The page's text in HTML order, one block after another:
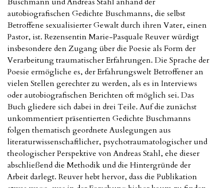
autobiografischen Gedichte Buschmanns, die selbst
Betroffene sexualisierter Gewalt durch ihren Vater, einen
Pastor, ist. Rezensentin Marie-Pasquale Reuver würdigt
insbesondere den Zugang über die Poesie als Form der
Verarbeitung traumatischer Erfahrungen. Die Sprache der
Poesie ermögliche es, der Erfahrungswelt Betroffener an
vielen Stellen gerechter zu werden, als es in Interviews
oder autobiografischen Berichten oft möglich sei. Das
Buch gliedere sich dabei in drei Teile. Auf die zunächst
unkommentiert präsentierten Gedichte Buschmanns
folgen thematisch geordnete Auslegungen aus
literaturwissenschaftlicher, psychotraumatologischer und
theologischer Perspektive von Andreas Stahl, ehe dieser
abschließend die Methodik und die Hintergründe der
Arbeit darlegt. Reuver hebt hervor, dass die Publikation